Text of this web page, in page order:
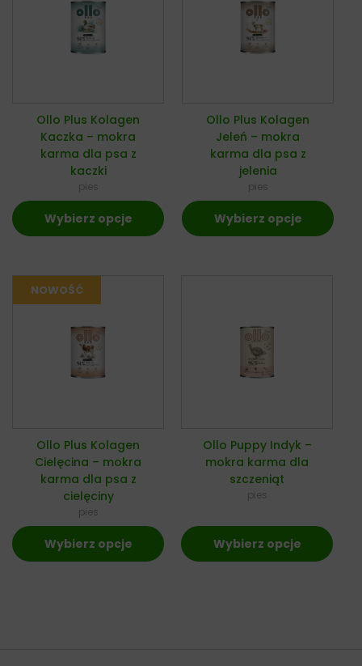
Ollo Plus Kolagen
Kaczka – mokra
karma dla psa z
kaczki
pies
Wybierz opcje
Ollo Plus Kolagen
Jeleń – mokra
karma dla psa z
jelenia
pies
Wybierz opcje
Ollo Plus Kolagen
Cielęcina – mokra
karma dla psa z
cielęciny
pies
Wybierz opcje
Ollo Puppy Indyk –
mokra karma dla
szczeniąt
pies
Wybierz opcje